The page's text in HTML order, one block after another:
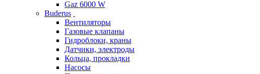
Gaz 6000 W
Buderus
Вентиляторы
Газовые клапаны
Гидроблоки, краны
Датчики, электроды
Кольца, прокладки
Насосы